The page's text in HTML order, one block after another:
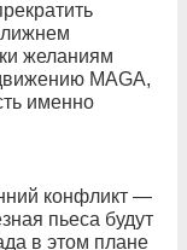
желаниям
MAGA,
именно
конфликт —
пьеса будут
в этом плане